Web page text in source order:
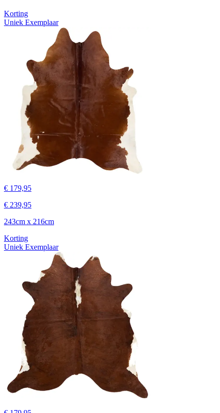
Korting
Uniek Exemplaar
€ 179,95
€ 239,95
243cm x 216cm
Korting
Uniek Exemplaar